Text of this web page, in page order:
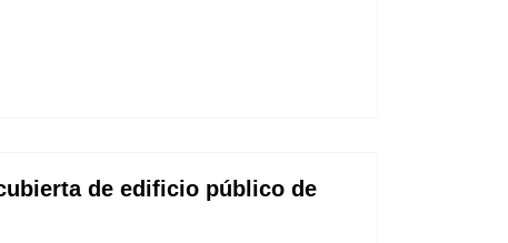
de edificio público de